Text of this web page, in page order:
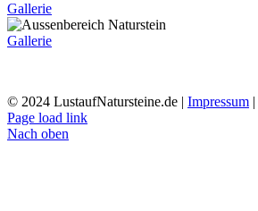
Gallerie
Gallerie
© 2024 LustaufNatursteine.de | Impressum |
Page load link
Nach oben